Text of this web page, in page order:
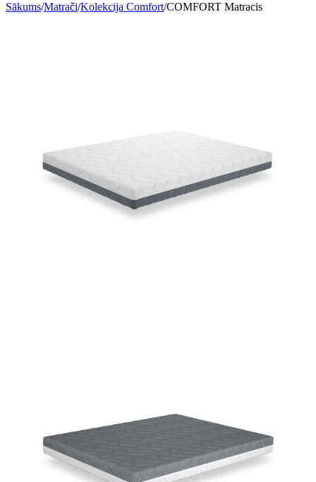
Sākums/Matrači/Kolekcija Comfort/COMFORT Matracis